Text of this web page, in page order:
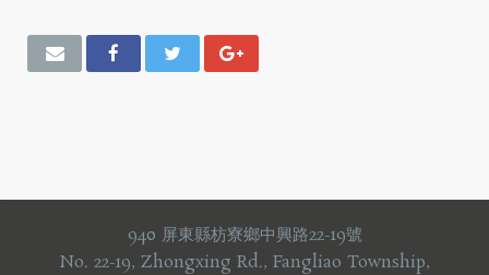
940 屏東縣枋寮鄉中興路22-19號
No. 22-19, Zhongxing Rd., Fangliao Township,